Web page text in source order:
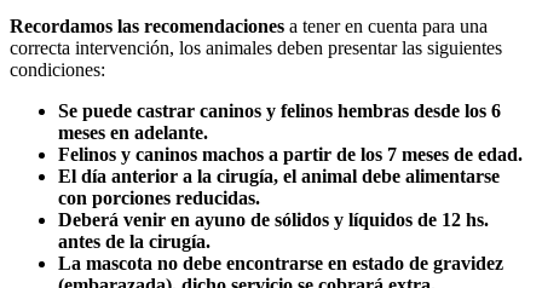
Recordamos las recomendaciones a tener en cuenta para una
correcta intervención, los animales deben presentar las siguientes
condiciones:
Se puede castrar caninos y felinos hembras desde los 6
meses en adelante.
Felinos y caninos machos a partir de los 7 meses de edad.
El día anterior a la cirugía, el animal debe alimentarse
con porciones reducidas.
Deberá venir en ayuno de sólidos y líquidos de 12 hs.
antes de la cirugía.
La mascota no debe encontrarse en estado de gravidez